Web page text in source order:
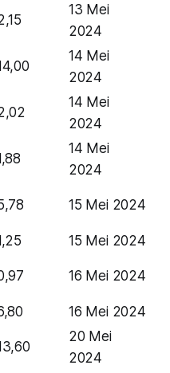
13 Mei
2024
14 Mei
2024
14 Mei
2024
14 Mei
2024
15 Mei 2024
15 Mei 2024
16 Mei 2024
16 Mei 2024
20 Mei
2024